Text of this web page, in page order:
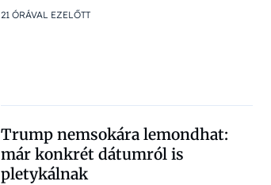
21 ÓRÁVAL EZELŐTT
Trump nemsokára lemondhat:
már konkrét dátumról is
pletykálnak